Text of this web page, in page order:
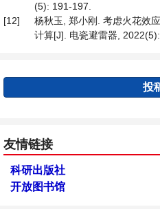
(5): 191-197.
[12]
杨秋玉, 郑小刚. 考虑火花效
计算[J]. 电瓷避雷器,
投
友情链接
科研出版社
开放图书馆